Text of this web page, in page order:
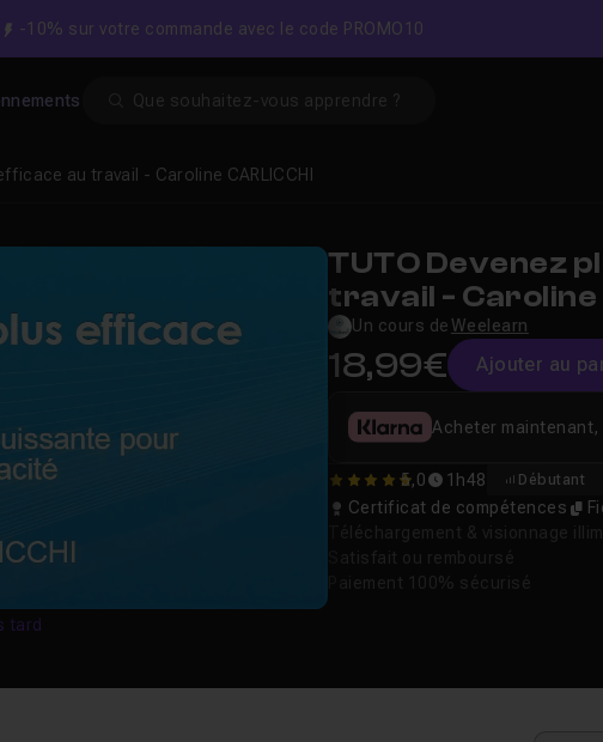
-10% sur votre commande avec le code PROMO10
au travail - Caroline CARLICCHI
tard
TUTO Devenez
travail - Caroline
Un cours de Weelearn
18,99€ Ajouter au
5 5,0 1h48 Débutant
Certificat de compétences
Acheter maintenant,